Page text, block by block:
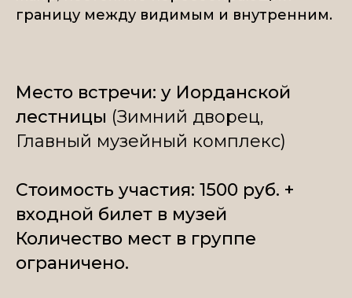
границу между видимым и внутренним.
Место встречи: у Иорданской
лестницы (Зимний дворец,
Главный музейный комплекс)
Стоимость участия: 1500 руб. +
входной билет в музей
Количество мест в группе
ограничено.